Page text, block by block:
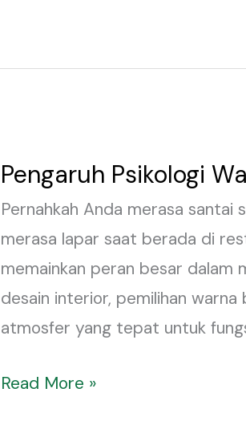
Pengaruh Psikologi
Pernahkah Anda merasa
merasa lapar saat berada di
memainkan peran besar dalam
desain interior, pemilihan
atmosfer yang tepat untuk
Pengaruh
Psikologi
Warna
dalam
Desain
Interior
Read More »